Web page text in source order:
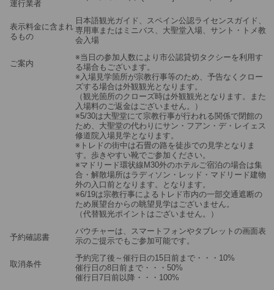
運行業者
表示料金に含まれ
るもの
日本語観光ガイド、スペイン公認ライセンスガイド、
専用車またはミニバス、大聖堂入場、サント・トメ教
会入場
ご案内
※当日の参加人数により市公認貸切タクシーを利用す
る場合もございます。
※入場見学箇所が宗教行事等のため、予告なくクロー
ズする場合は外観観光となります。
（観光箇所のクローズ時は外観観光となります。また
入場料のご返金はございません。）
※5/30は大聖堂にて宗教行事が行われる関係で閉館の
ため、大聖堂の代わりにサン・フアン・デ・レイェス
修道院入場見学となります。
※トレドの街中は石畳の路を徒歩での見学となりま
す。歩きやすい靴でご参加ください。
※マドリード環状線M30外のホテルご宿泊の場合は集
合・解散場所はラディソン・レッド・マドリード建物
外の入口前となります。となります。
※6/19は宗教行事によるトレド市内の一部交通遮断の
ため展望台からの眺望見学はございません。
（代替観光ポイントはございません。）
予約確認書
バウチャーは、スマートフォンやタブレットの画面表
示のご提示でもご参加可能です。
取消条件
予約完了後～催行日の15日前まで・・・10%
催行日の8日前まで・・・50%
催行日7日前以降・・・100%